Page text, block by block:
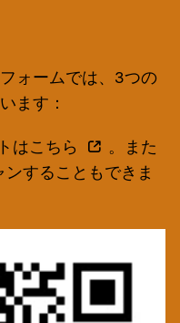
ォームでは、3つの
ます：
はこちら
。また
することもできま